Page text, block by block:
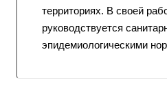
территориях. В своей
руководствуется
эпидемиологическими